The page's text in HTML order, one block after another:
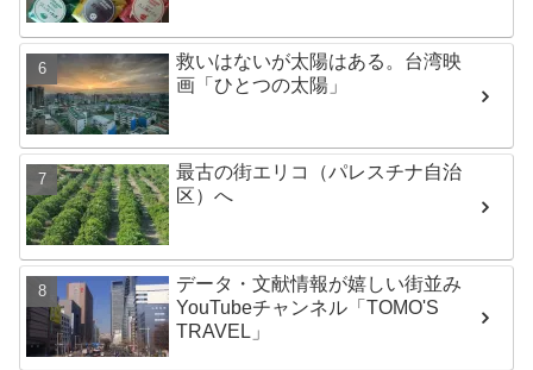
救いはないが太陽はある。台湾映
画「ひとつの太陽」
最古の街エリコ（パレスチナ自治
区）へ
データ・文献情報が嬉しい街並み
YouTubeチャンネル「TOMO'S
TRAVEL」